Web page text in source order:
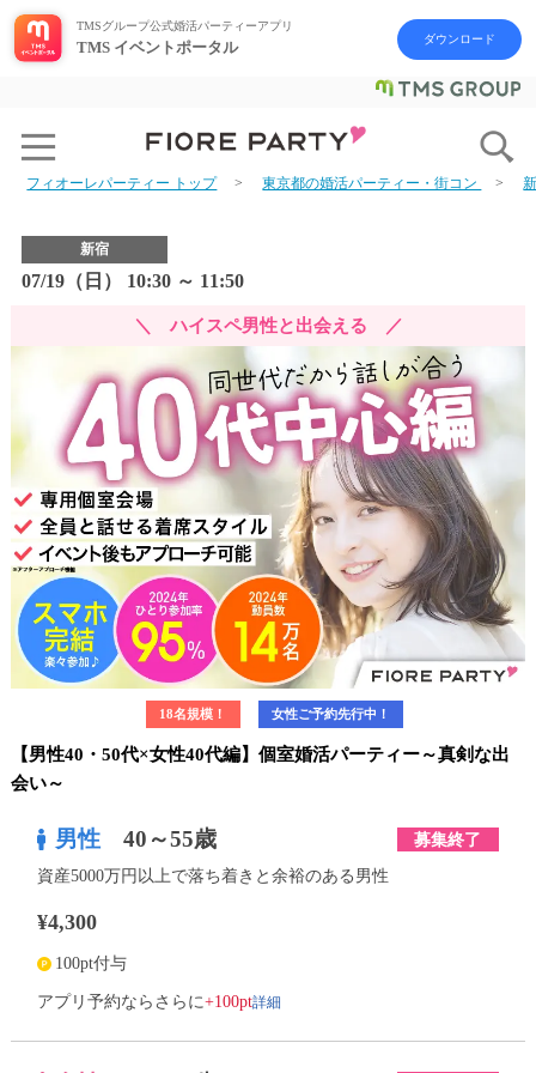
TMSグループ公式婚活パーティーアプリ
TMS イベントポータル ダウンロード
フィオーレパーティー トップ 東京都の婚活パーティー・街コン
新宿
07/19（日） 10:30 ～ 11:50
＼ ハイスペ男性と出会える ／
18名規模！ 女性ご予約先行中！
【男性40・50代×女性40代編】個室婚活パーティー～真剣な出
会い～
男性 40～55歳 募集終了
資産5000万円以上で落ち着きと余裕のある男性
¥4,300
100pt付与
アプリ予約ならさらに+100pt詳細